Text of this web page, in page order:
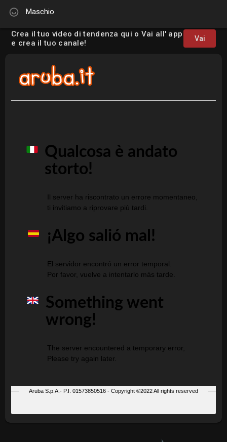
Maschio
Crea il tuo video di tendenza qui o Vai all' app
e crea il tuo canale!
Vai